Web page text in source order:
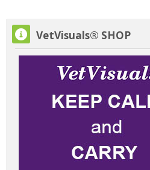
VetVisuals® SHOP overslaan
VetVisuals® SHOP